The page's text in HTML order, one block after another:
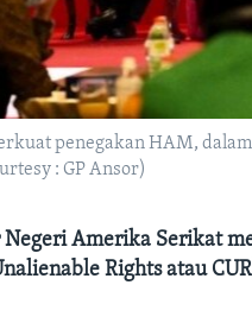
penegakan HAM,
: GP Ansor)
Amerika Serikat
Rights atau